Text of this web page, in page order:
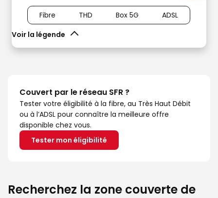
Voir la légende
Fibre THD Box 5G ADSL
Couvert par le réseau SFR ?
Tester votre éligibilité à la fibre, au Très Haut Débit
ou à l’ADSL pour connaître la meilleure offre
disponible chez vous.
Tester mon éligibilité
Recherchez la zone couverte de